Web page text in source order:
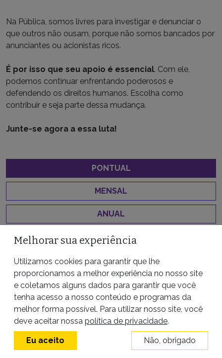
Na Pública, somos livres para investigar e denunciar o
que outros não ousam, porque não somos bancados por
anunciantes ou acionistas ricos.
É por isso que seu apoio é essencial. Com ele,
podemos continuar enfrentando poderosos e
defendendo os direitos humanos. Escolha como
contribuir e seja parte dessa mudança.
Junte-se agora a essa luta!
PONTUAL
MENSAL
ANUAL
R$ 25 R$ 50
R$ 250 R$ 500
QUERO APOIAR
PayPal
Melhorar sua experiência
Utilizamos cookies para garantir que lhe
proporcionamos a melhor experiência no nosso site
e coletamos alguns dados para garantir que você
tenha acesso a nosso conteúdo e programas da
melhor forma possível. Para utilizar nosso site, você
deve aceitar nossa política de privacidade.
Eu aceito Não, obrigado